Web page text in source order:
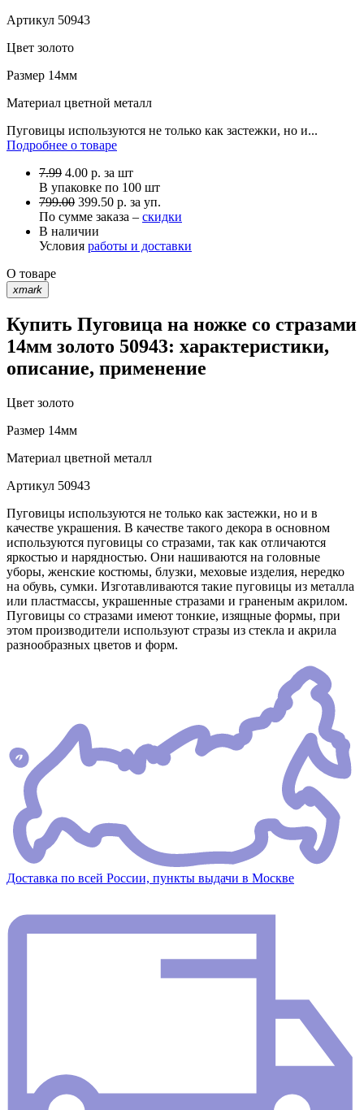
Артикул 50943
Цвет золото
Размер 14мм
Материал цветной металл
Пуговицы используются не только как застежки, но и...
Подробнее о товаре
7.99 4.00 р. за шт
В упаковке по 100 шт
799.00 399.50 р. за уп.
По сумме заказа – скидки
В наличии
Условия работы и доставки
О товаре
xmark
Купить Пуговица на ножке со стразами
14мм золото 50943: характеристики,
описание, применение
Цвет золото
Размер 14мм
Материал цветной металл
Артикул 50943
Пуговицы используются не только как застежки, но и в
качестве украшения. В качестве такого декора в основном
используются пуговицы со стразами, так как отличаются
яркостью и нарядностью. Они нашиваются на головные
уборы, женские костюмы, блузки, меховые изделия, нередко
на обувь, сумки. Изготавливаются такие пуговицы из металла
или пластмассы, украшенные стразами и граненым акрилом.
Пуговицы со стразами имеют тонкие, изящные формы, при
этом производители используют стразы из стекла и акрила
разнообразных цветов и форм.
Доставка по всей России, пункты выдачи в Москве